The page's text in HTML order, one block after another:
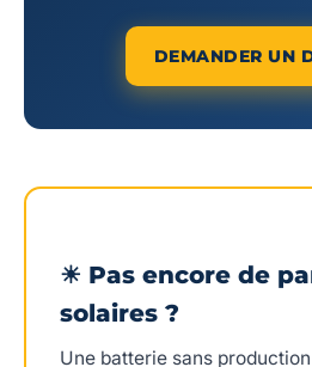
DEMANDER UN
☀ Pas encore de
solaires ?
Une batterie sans